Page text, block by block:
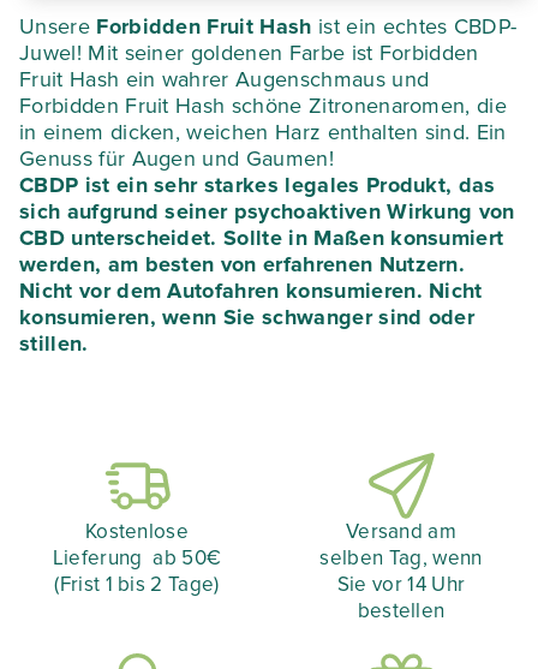
Unsere Forbidden Fruit Hash ist ein echtes CBDP-
Juwel! Mit seiner goldenen Farbe ist Forbidden
Fruit Hash ein wahrer Augenschmaus und
Forbidden Fruit Hash schöne Zitronenaromen, die
in einem dicken, weichen Harz enthalten sind. Ein
Genuss für Augen und Gaumen!
CBDP ist ein sehr starkes legales Produkt, das
sich aufgrund seiner psychoaktiven Wirkung von
CBD unterscheidet. Sollte in Maßen konsumiert
werden, am besten von erfahrenen Nutzern.
Nicht vor dem Autofahren konsumieren. Nicht
konsumieren, wenn Sie schwanger sind oder
stillen.
Kostenlose
Lieferung ab 50€
(Frist 1 bis 2 Tage)
Versand am
selben Tag, wenn
Sie vor 14 Uhr
bestellen